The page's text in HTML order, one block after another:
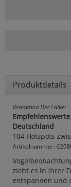
Produktdetails
Redaktion Der Falke:
Deutschland
104 Hotspots
Artikelnummer:
zieht es in ihrer
entspannen und